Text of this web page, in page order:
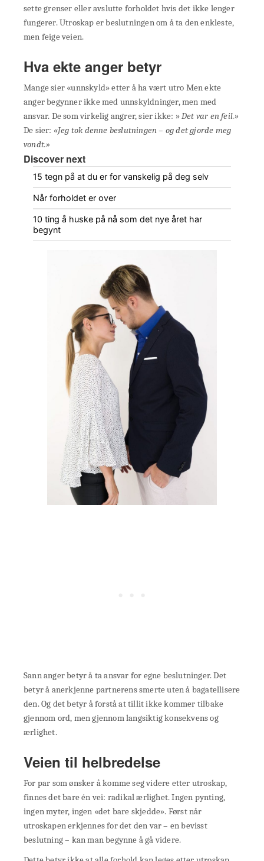
sette grenser eller avslutte forholdet hvis det ikke lenger
fungerer. Utroskap er beslutningen om å ta den enkleste,
men feige veien.
Hva ekte anger betyr
Mange sier «unnskyld» etter å ha vært utro Men ekte
anger begynner ikke med unnskyldninger, men med
ansvar. De som virkelig angrer, sier ikke: » Det var en feil.»
De sier: «Jeg tok denne beslutningen – og det gjorde meg
vondt.»
Discover next
15 tegn på at du er for vanskelig på deg selv
Når forholdet er over
10 ting å huske på nå som det nye året har
begynt
Sann anger betyr å ta ansvar for egne beslutninger. Det
betyr å anerkjenne partnerens smerte uten å bagatellisere
den. Og det betyr å forstå at tillit ikke kommer tilbake
gjennom ord, men gjennom langsiktig konsekvens og
ærlighet.
Veien til helbredelse
For par som ønsker å komme seg videre etter utroskap,
finnes det bare én vei: radikal ærlighet. Ingen pynting,
ingen myter, ingen «det bare skjedde». Først når
utroskapen erkjennes for det den var – en bevisst
beslutning – kan man begynne å gå videre.